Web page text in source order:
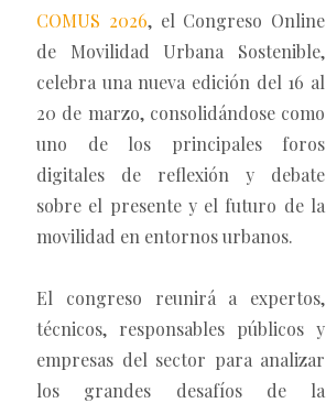
COMUS 2026, el Congreso Online
de Movilidad Urbana Sostenible,
celebra una nueva edición del 16 al
20 de marzo, consolidándose como
uno de los principales foros
digitales de reflexión y debate
sobre el presente y el futuro de la
movilidad en entornos urbanos.
El congreso reunirá a expertos,
técnicos, responsables públicos y
empresas del sector para analizar
los grandes desafíos de la